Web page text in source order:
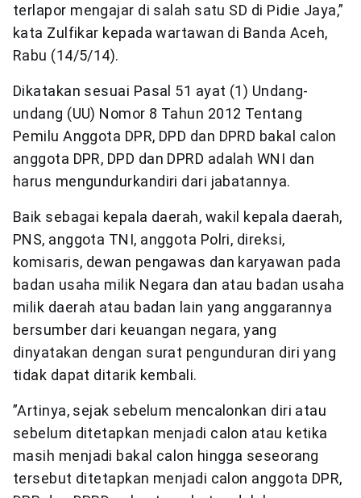
terlapor mengajar di salah satu SD di Pidie Jaya,”
kata Zulfikar kepada wartawan di Banda Aceh,
Rabu (14/5/14).
Dikatakan sesuai Pasal 51 ayat (1) Undang-
undang (UU) Nomor 8 Tahun 2012 Tentang
Pemilu Anggota DPR, DPD dan DPRD bakal calon
anggota DPR, DPD dan DPRD adalah WNI dan
harus mengundurkandiri dari jabatannya.
Baik sebagai kepala daerah, wakil kepala daerah,
PNS, anggota TNI, anggota Polri, direksi,
komisaris, dewan pengawas dan karyawan pada
badan usaha milik Negara dan atau badan usaha
milik daerah atau badan lain yang anggarannya
bersumber dari keuangan negara, yang
dinyatakan dengan surat pengunduran diri yang
tidak dapat ditarik kembali.
”Artinya, sejak sebelum mencalonkan diri atau
sebelum ditetapkan menjadi calon atau ketika
masih menjadi bakal calon hingga seseorang
tersebut ditetapkan menjadi calon anggota DPR,